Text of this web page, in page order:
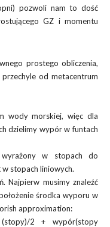
pozwoli nam to dość
GZ i momentu
prostego obliczenia,
od metacentrum
wody morskiej, więc dla
dzielimy wypór w funtach
wyrażony w stopach do
stopach liniowych.
Najpierw musimy znaleźć
środka wyporu w
approximation:
2 + wypór(stopy